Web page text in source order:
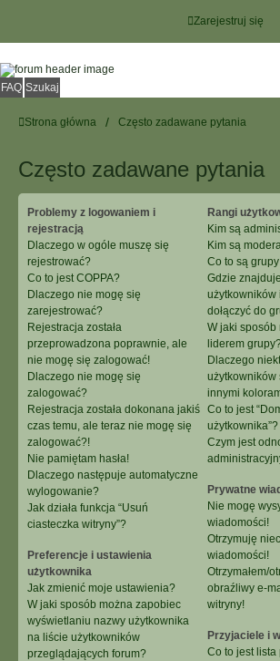
Zarejestruj się
FAQ Szukaj
Strona główna Często zadawane pytania
Często zadawane pytania
Problemy z logowaniem i
rejestracją
Dlaczego w ogóle muszę się
rejestrować?
Co to jest COPPA?
Dlaczego nie mogę się
zarejestrować?
Rejestracja została
przeprowadzona poprawnie, ale
nie mogę się zalogować!
Dlaczego nie mogę się
zalogować?
Rejestracja została dokonana jakiś
czas temu, ale teraz nie mogę się
zalogować?!
Nie pamiętam hasła!
Dlaczego następuje automatyczne
wylogowanie?
Jak działa funkcja “Usuń
ciasteczka witryny”?
Preferencje i ustawienia
użytkownika
Jak zmienić moje ustawienia?
W jaki sposób można zapobiec
wyświetlaniu nazwy użytkownika
na liście użytkowników
przeglądających forum?
Rangi
Kim są
Kim są
Co to są
Gdzie
użytkowników
dołączyć do
W jaki sposób
liderem
Dlaczego
użytkowników
innymi
Co to jest
użytkownika”?
Czym jest
Prywatne
Nie mogę
wiadomości!
Otrzymuję
wiadomości!
Otrzymałem/
obraźliwy e-
witryny!
Przyjaciele i
Co to jest lista